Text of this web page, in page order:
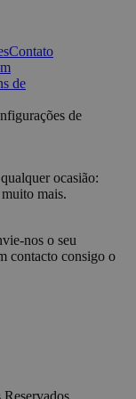
Contato
de
de
ocasião:
mais.
nos o seu
contacto consigo o
Sessão